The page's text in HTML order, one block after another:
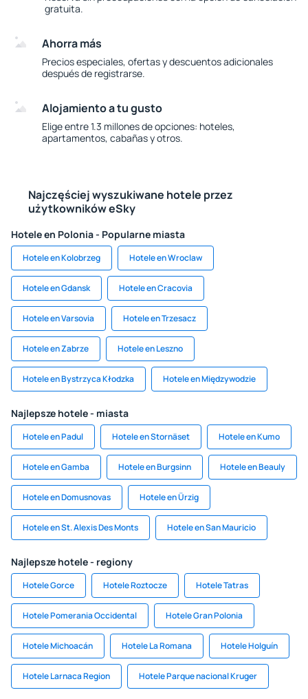
gratuita.
Ahorra más
Precios especiales, ofertas y descuentos adicionales
después de registrarse.
Alojamiento a tu gusto
Elige entre 1.3 millones de opciones: hoteles,
apartamentos, cabañas y otros.
Najczęściej wyszukiwane hotele przez
użytkowników eSky
Hotele en Polonia - Popularne miasta
Hotele en Kolobrzeg Hotele en Wroclaw
Hotele en Gdansk Hotele en Cracovia
Hotele en Varsovia Hotele en Trzesacz
Hotele en Zabrze Hotele en Leszno
Hotele en Bystrzyca Kłodzka Hotele en Międzywodzie
Najlepsze hotele - miasta
Hotele en Padul Hotele en Stornäset Hotele en Kumo
Hotele en Gamba Hotele en Burgsinn Hotele en Beauly
Hotele en Domusnovas Hotele en Ürzig
Hotele en St. Alexis Des Monts Hotele en San Mauricio
Najlepsze hotele - regiony
Hotele Gorce Hotele Roztocze Hotele Tatras
Hotele Pomerania Occidental Hotele Gran Polonia
Hotele Michoacán Hotele La Romana Hotele Holguín
Hotele Larnaca Region Hotele Parque nacional Kruger